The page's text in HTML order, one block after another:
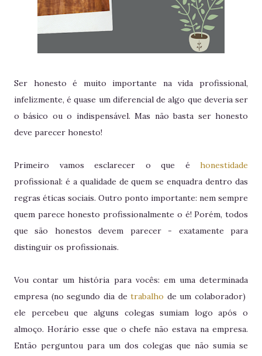
Ser honesto é muito importante na vida profissional,
infelizmente, é quase um diferencial de algo que deveria ser
o básico ou o indispensável. Mas não basta ser honesto
deve parecer honesto!
Primeiro vamos esclarecer o que é honestidade
profissional: é a qualidade de quem se enquadra dentro das
regras éticas sociais. Outro ponto importante: nem sempre
quem parece honesto profissionalmente o é! Porém, todos
que são honestos devem parecer - exatamente para
distinguir os profissionais.
Vou contar um história para vocês: em uma determinada
empresa (no segundo dia detrabalho de um colaborador)
ele percebeu que alguns colegas sumiam logo após o
almoço. Horário esse que o chefe não estava na empresa.
Então perguntou para um dos colegas que não sumia se